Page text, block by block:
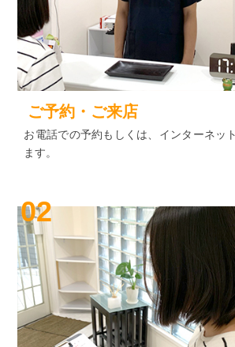
ご予約・ご来店
お電話での予約もしくは、インターネッ
ます。
02